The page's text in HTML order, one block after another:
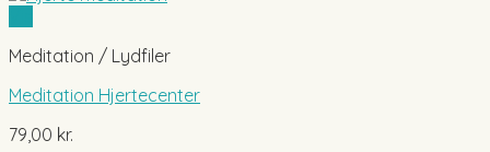
Meditation / Lydfiler
Meditation Hjertecenter
79,00 kr.